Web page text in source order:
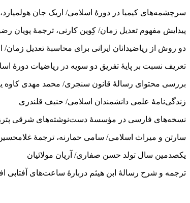
سرچشمه‌‌های کیمیا در دورۀ اسلامی/ اریک جان
پیدایش مفهوم تعدیل زمان/ کِوین کارنی، ترجمۀ
دو روش از ریاضیدانان ایرانی برای محاسبۀ تعدیل
تعریف نسبت بر پایۀ تفریق دو سویه در ریاضیات دورۀ
بررسی محتوای رسالۀ قانون سنجری/ محمد مهدی
زندگی‌نامۀ علمی دانشمندان اسلامی/ حنیف
نسخه‌های فارسی در مؤسسۀ دست‌نوشته‌های شرقی
سارتن و میراث اسلامی/ سامی حمارنه، ترجمۀ
یکصدمین سال تولد حسن صفاری/ آریان مولائیان
ترجمه و شرح رسالۀ ابن هیثم دربارۀ ساعت‌های آفتابی